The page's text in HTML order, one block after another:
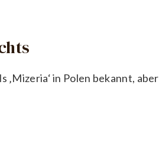
in Polen bekannt, aber